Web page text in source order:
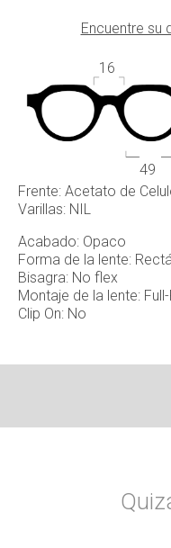
Frente: Acetato de
Varillas: NIL
Acabado: Opaco
Forma de la lente:
Bisagra: No flex
Montaje de la lente:
Clip On: No
Encuentre su
49
16